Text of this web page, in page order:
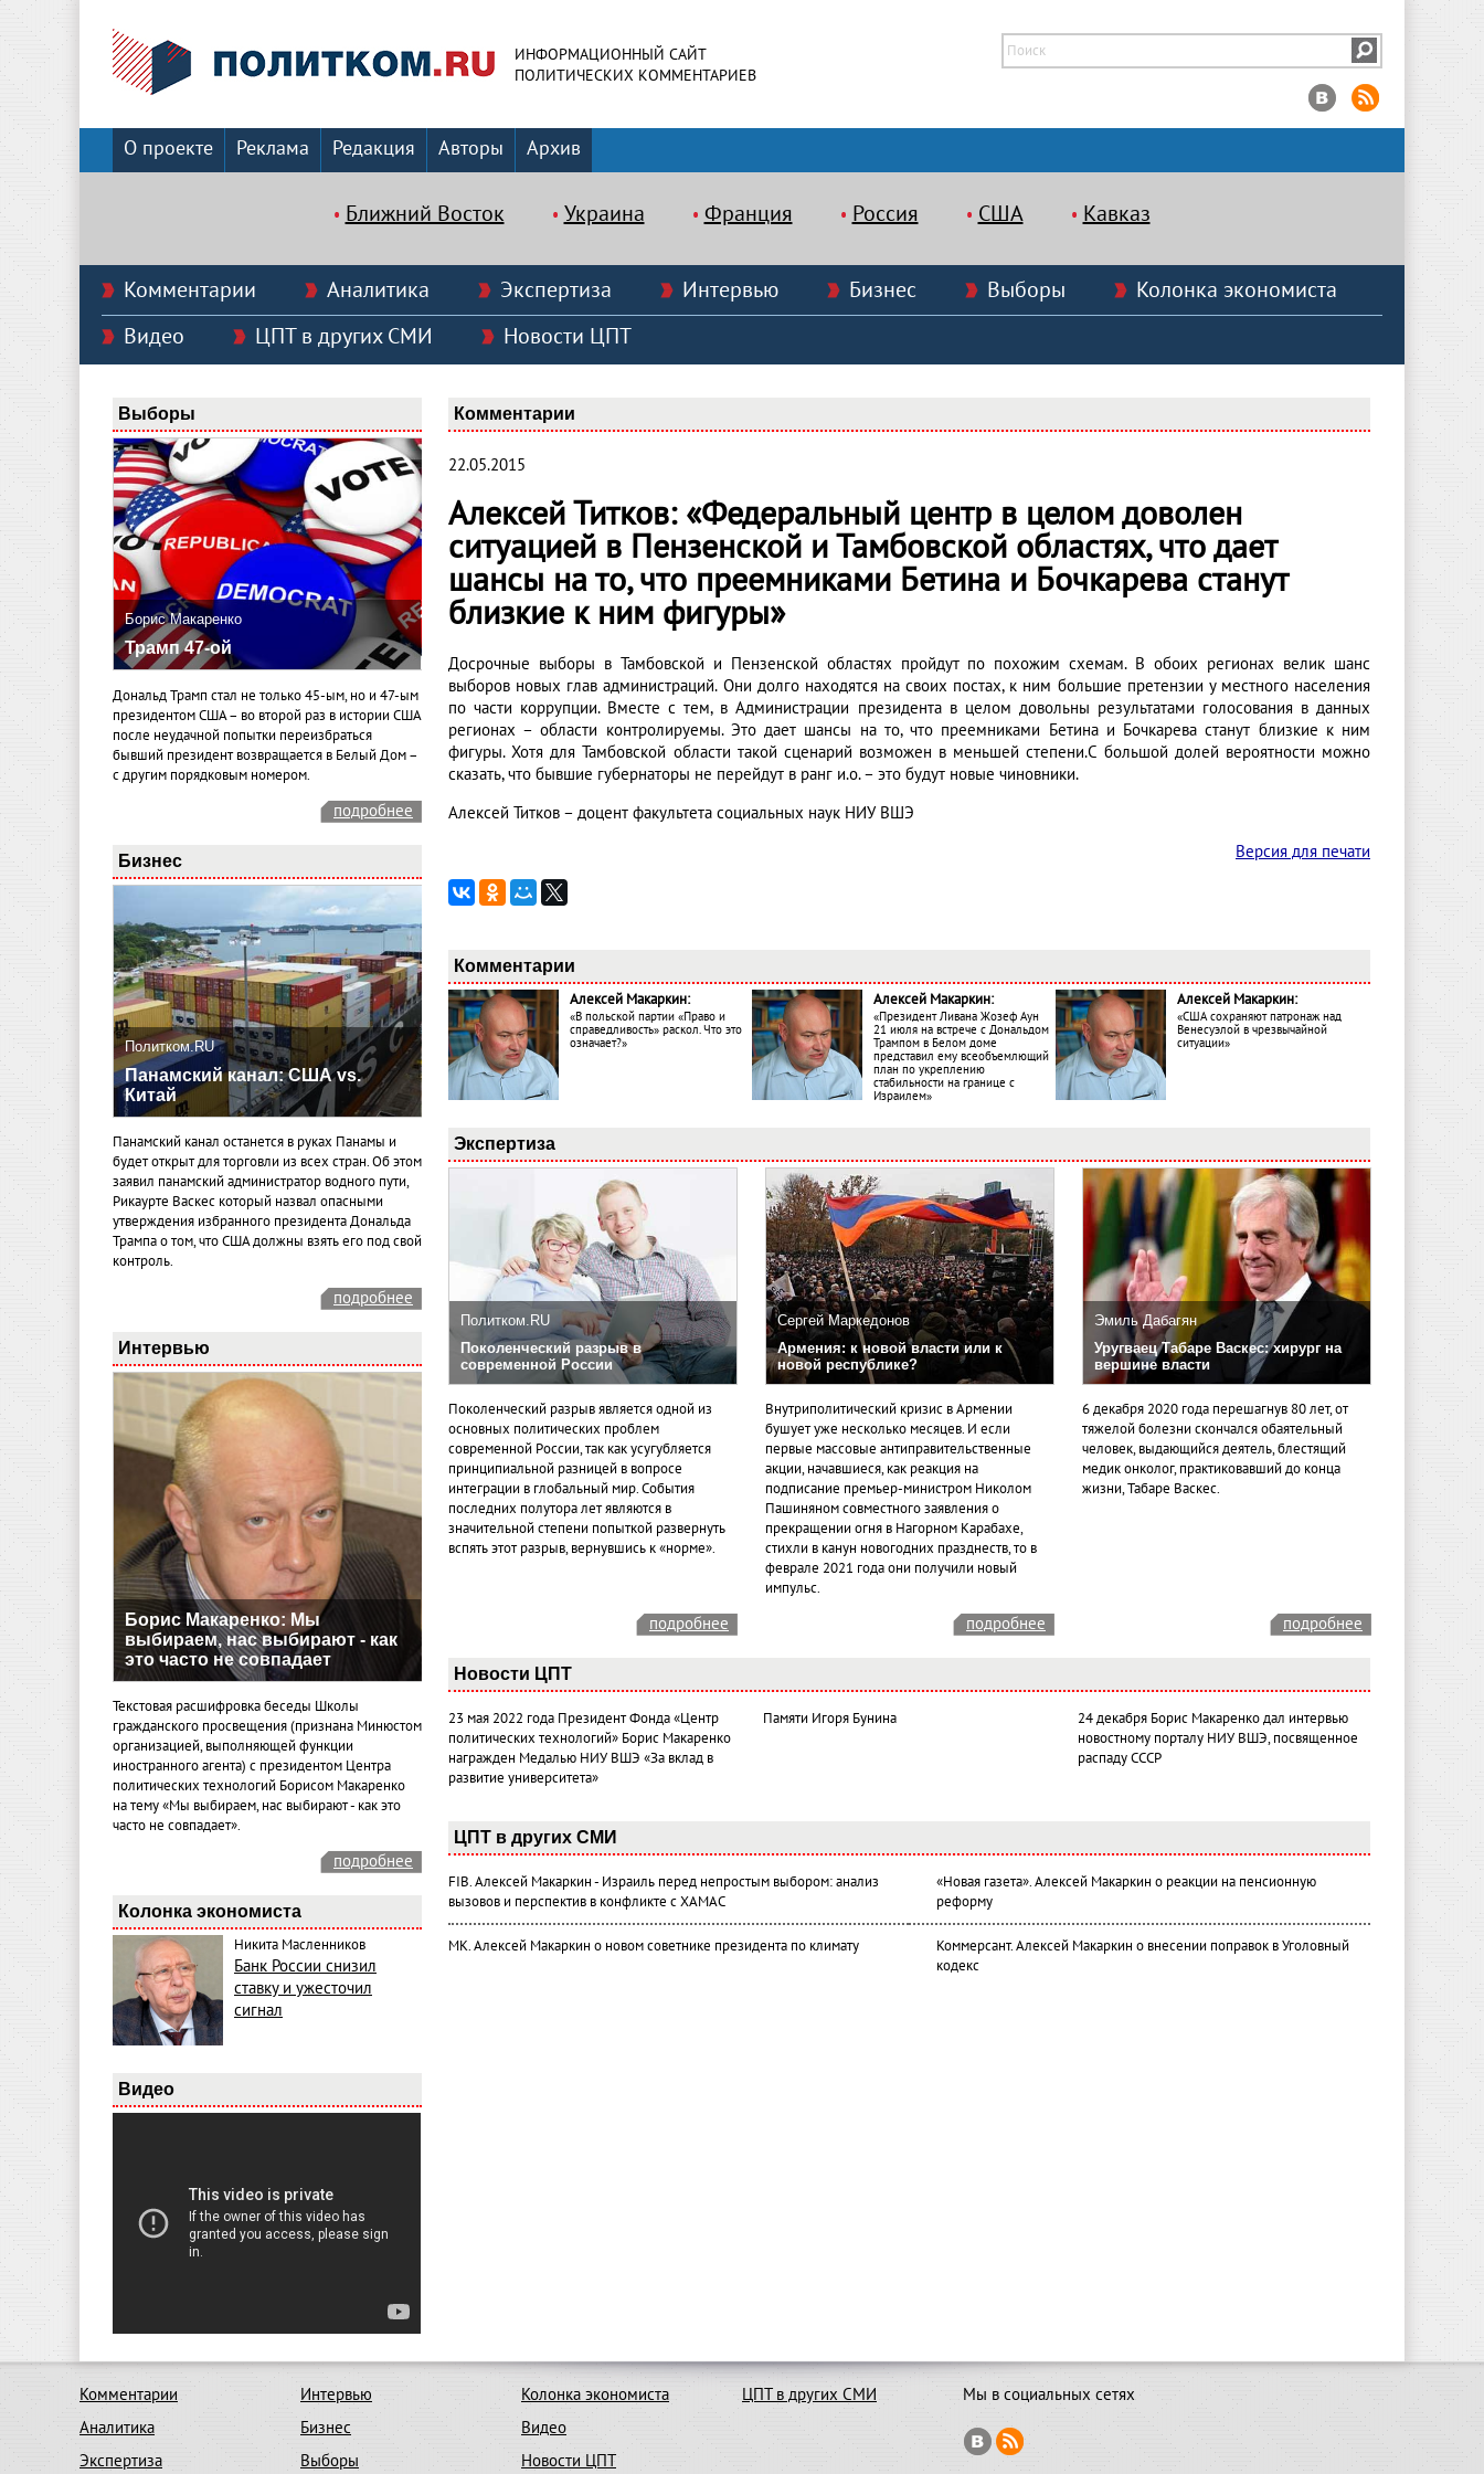
ИНФОРМАЦИОННЫЙ САЙТ
ПОЛИТИЧЕСКИХ КОММЕНТАРИЕВ
О проекте Реклама Редакция Авторы Архив
Ближний Восток Украина Франция Россия США Кавказ
Комментарии Аналитика Экспертиза Интервью Бизнес Выборы
Колонка экономиста
Видео
ЦПТ в других СМИ Новости ЦПТ
Выборы
Борис Макаренко
Трамп 47-ой
Дональд Трамп стал не только 45-ым, но и 47-ым
президентом США – во второй раз в истории США
после неудачной попытки переизбраться
бывший президент возвращается в Белый Дом –
с другим порядковым номером.
подробнее
Бизнес
Политком.RU
Панамский канал: США vs.
Китай
Панамский канал останется в руках Панамы и
будет открыт для торговли из всех стран. Об этом
заявил панамский администратор водного пути,
Рикаурте Васкес который назвал опасными
утверждения избранного президента Дональда
Трампа о том, что США должны взять его под свой
контроль.
подробнее
Интервью
Борис Макаренко: Мы
выбираем, нас выбирают - как
это часто не совпадает
Текстовая расшифровка беседы Школы
гражданского просвещения (признана Минюстом
организацией, выполняющей функции
иностранного агента) с президентом Центра
политических технологий Борисом Макаренко
на тему «Мы выбираем, нас выбирают - как это
часто не совпадает».
подробнее
Колонка экономиста
Никита Масленников
Банк России снизил
ставку и ужесточил
сигнал
Видео
Комментарии
22.05.2015
Алексей Титков: «Федеральный центр в целом доволен
ситуацией в Пензенской и Тамбовской областях, что дает
шансы на то, что преемниками Бетина и Бочкарева станут
близкие к ним фигуры»
Досрочные выборы в Тамбовской и Пензенской областях пройдут по похожим схемам. В обоих регионах велик шанс
выборов новых глав администраций. Они долго находятся на своих постах, к ним большие претензии у местного населения
по части коррупции. Вместе с тем, в Администрации президента в целом довольны результатами голосования в данных
регионах – области контролируемы. Это дает шансы на то, что преемниками Бетина и Бочкарева станут близкие к ним
фигуры. Хотя для Тамбовской области такой сценарий возможен в меньшей степени.С большой долей вероятности можно
сказать, что бывшие губернаторы не перейдут в ранг и.о. – это будут новые чиновники.
Алексей Титков – доцент факультета социальных наук НИУ ВШЭ
Версия для печати
Комментарии
Алексей Макаркин:
«В польской партии «Право и
справедливость» раскол. Что это
означает?»
Алексей Макаркин:
«Президент Ливана Жозеф Аун
21 июля на встрече с Дональдом
Трампом в Белом доме
представил ему всеобъемлющий
план по укреплению
стабильности на границе с
Израилем»
Алексей Макаркин:
«США сохраняют патронаж над
Венесуэлой в чрезвычайной
ситуации»
Экспертиза
Политком.RU
Поколенческий разрыв в
современной России
Поколенческий разрыв является одной из
основных политических проблем
современной России, так как усугубляется
принципиальной разницей в вопросе
интеграции в глобальный мир. События
последних полутора лет являются в
значительной степени попыткой развернуть
вспять этот разрыв, вернувшись к «норме».
Сергей Маркедонов
Армения: к новой власти или к
новой республике?
Внутриполитический кризис в Армении
бушует уже несколько месяцев. И если
первые массовые антиправительственные
акции, начавшиеся, как реакция на
подписание премьер-министром Николом
Пашиняном совместного заявления о
прекращении огня в Нагорном Карабахе,
стихли в канун новогодних празднеств, то в
феврале 2021 года они получили новый
импульс.
Эмиль Дабагян
Уругваец Табаре Васкес: хирург на
вершине власти
6 декабря 2020 года перешагнув 80 лет, от
тяжелой болезни скончался обаятельный
человек, выдающийся деятель, блестящий
медик онколог, практиковавший до конца
жизни, Табаре Васкес.
подробнее подробнее подробнее
Новости ЦПТ
23 мая 2022 года Президент Фонда «Центр
политических технологий» Борис Макаренко
награжден Медалью НИУ ВШЭ «За вклад в
развитие университета»
Памяти Игоря Бунина
24 декабря Борис Макаренко дал интервью
новостному порталу НИУ ВШЭ, посвященное
распаду СССР
ЦПТ в других СМИ
FIB. Алексей Макаркин - Израиль перед непростым выбором: анализ
вызовов и перспектив в конфликте с ХАМАС
«Новая газета». Алексей Макаркин о реакции на пенсионную
реформу
МК. Алексей Макаркин о новом советнике президента по климату
Коммерсант. Алексей Макаркин о внесении поправок в Уголовный
кодекс
Комментарии
Аналитика
Экспертиза
Интервью
Бизнес
Выборы
Колонка экономиста
Видео
Новости ЦПТ
ЦПТ в других СМИ Мы в социальных сетях